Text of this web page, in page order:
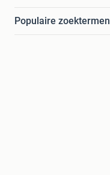
Populaire zoektermen